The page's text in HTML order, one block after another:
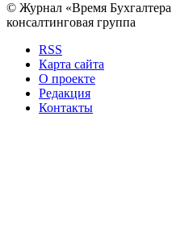
© Журнал «Время
консалтинговая группа
RSS
Карта сайта
О проекте
Редакция
Контакты